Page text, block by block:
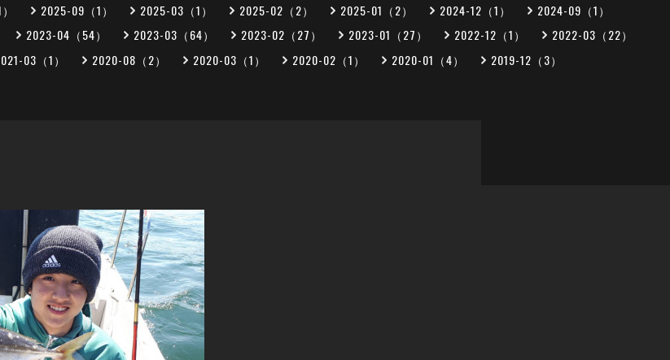
2025-09（1） 2025-03（1） 2025-02（2） 2025-01（2） 2024-12（1）
2024-09（1）
2023-04（54） 2023-03（64） 2023-02（27） 2023-01（27） 2022-12（1）
2022-03（22）
03（1） 2020-08（2） 2020-03（1） 2020-02（1） 2020-01（4） 2019-12（3）